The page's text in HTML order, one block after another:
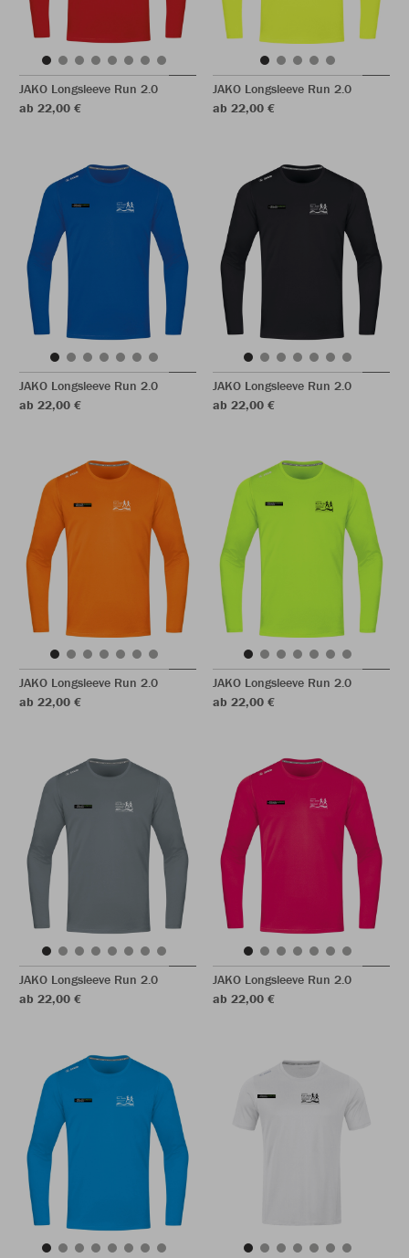
JAKO Longsleeve Run 2.0
ab 22,00 €
JAKO Longsleeve Run 2.0
ab 22,00 €
JAKO Longsleeve Run 2.0
ab 22,00 €
JAKO Longsleeve Run 2.0
ab 22,00 €
JAKO Longsleeve Run 2.0
ab 22,00 €
JAKO Longsleeve Run 2.0
ab 22,00 €
JAKO Longsleeve Run 2.0
ab 22,00 €
JAKO Longsleeve Run 2.0
ab 22,00 €